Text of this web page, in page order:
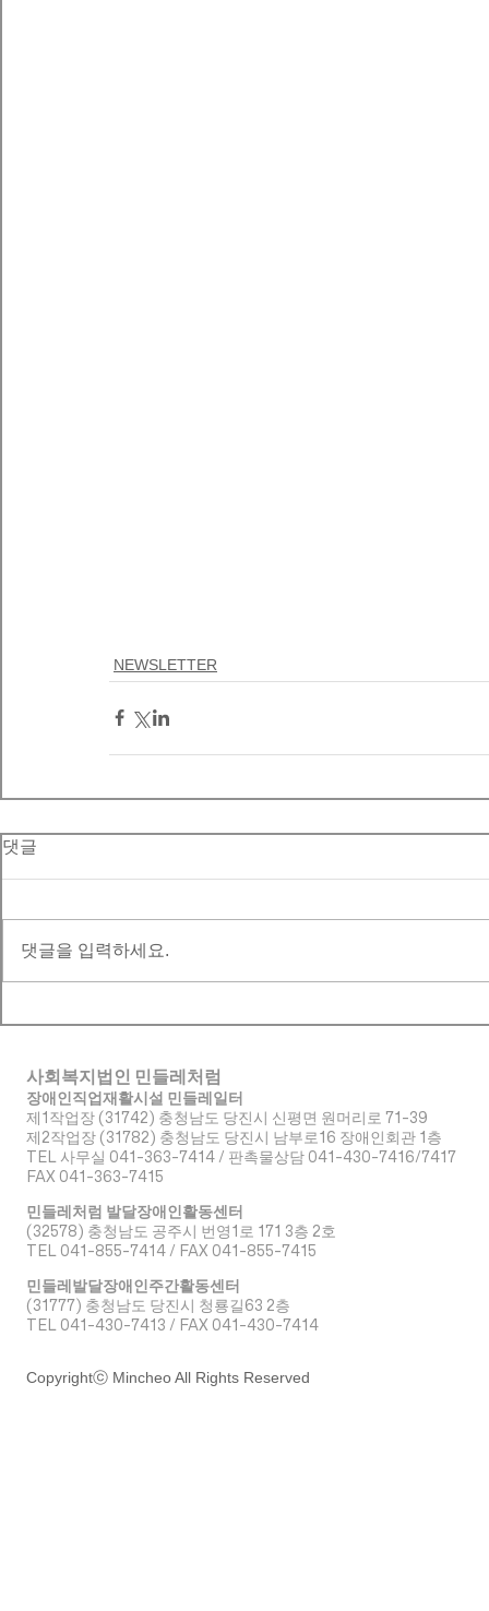
NEWSLETTER
댓글
댓글을 입력하세요.
사회복지법인 민들레처럼
장애인직업재활시설 민들레일터
제1작업장 (31742) 충청남도 당진시 신평면 원머리로 71-39
​제2작업장 (31782) 충청남도 당진시 남부로16 장애인회관 1층
TEL 사무실 041-363-7414 / 판촉물상담 041-430-7416/7417
FAX 041-363-7415
민들레처럼 발달장애인활동센터
(32578) 충청남도 공주시 번영1로 171 3층 2호
TEL 041-855-7414 / FAX 041-855-7415
민들레발달장애인주간활동센터
(31777) 충청남도 당진시 청룡길63 2층
TEL 041-430-7413 / FAX 041-430-7414
Copyrightⓒ Mincheo All Rights Reserved